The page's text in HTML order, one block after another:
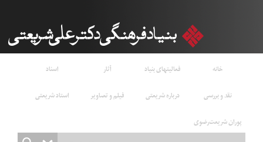
خانه فعالیتهای بنیاد آثار
اسناد
نقد و بررسی
درباره شریعتی فیلم و تصاویر
استاد شریعتی
پوران شریعت‌رضوی